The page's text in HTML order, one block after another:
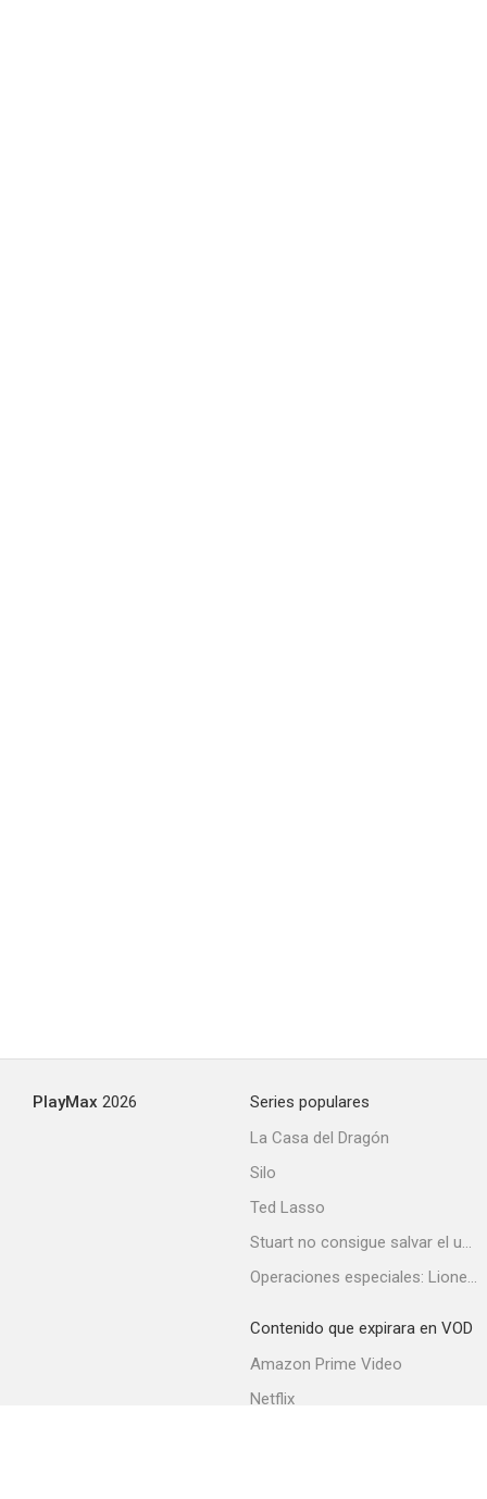
PlayMax 2026
Series populares
La Casa del Dragón
Silo
Ted Lasso
Stuart no consigue salvar el universo
Operaciones especiales: Lioness
Contenido que expirara en VOD
Amazon Prime Video
Netflix